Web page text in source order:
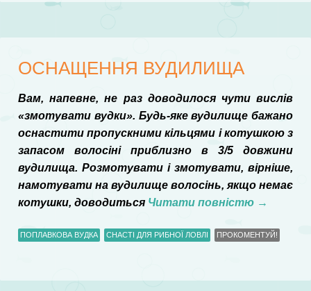
ОСНАЩЕННЯ ВУДИЛИЩА
Вам, напевне, не раз доводилося чути вислів
«змотувати вудки». Будь-яке вудилище бажано
оснастити пропускними кільцями і котушкою з
запасом волосіні приблизно в 3/5 довжини
вудилища. Розмотувати і змотувати, вірніше,
намотувати на вудилище волосінь, якщо немає
котушки, доводиться Читати повністю →
ПОПЛАВКОВА ВУДКА СНАСТІ ДЛЯ РИБНОЇ ЛОВЛІ ПРОКОМЕНТУЙ!